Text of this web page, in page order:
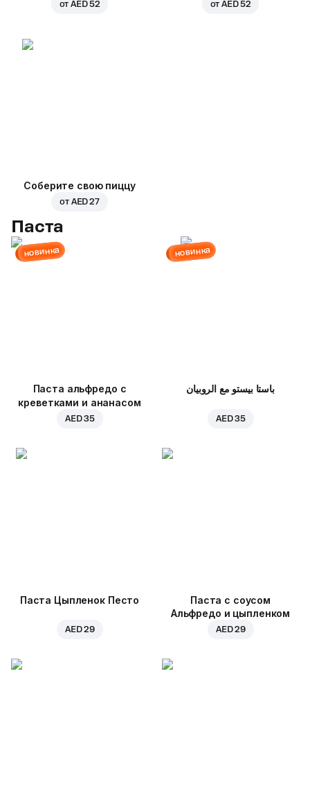
отAED 52 отAED 52
Соберите свою пиццу
от AED 27
Паста
новинка
Паста альфредо с
креветками и ананасом
AED 35
новинка
باستا بيستو مع الروبيان
AED 35
Паста Цыпленок Песто
AED 29
Паста с соусом
Альфредо и цыпленком
AED 29